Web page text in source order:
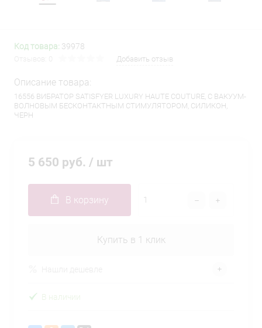
Код товара: 39978
Добавить отзыв
Описание товара:
16556 ВИБРАТОР SATISFYER LUXURY HAUTE COUTURE, С ВАКУУМ-
ВОЛНОВЫМ БЕСКОНТАКТНЫМ СТИМУЛЯТОРОМ, СИЛИКОН,
ЧЕРН
5 650 руб. / шт
В корзину
Купить в 1 клик
В наличии